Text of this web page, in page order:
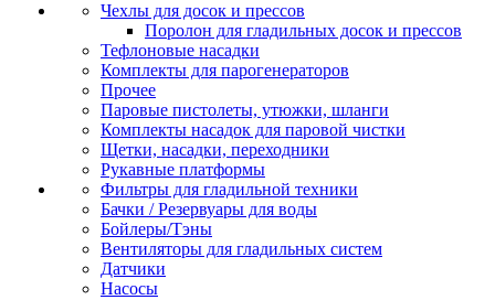
Чехлы для досок и прессов
Поролон для гладильных досок и прессов
Тефлоновые насадки
Комплекты для парогенераторов
Прочее
Паровые пистолеты, утюжки, шланги
Комплекты насадок для паровой чистки
Щетки, насадки, переходники
Рукавные платформы
Фильтры для гладильной техники
Бачки / Резервуары для воды
Бойлеры/Тэны
Вентиляторы для гладильных систем
Датчики
Насосы